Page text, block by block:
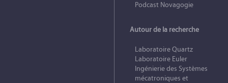
Podcast Novagogie
Autour de la recherche
Laboratoire Quartz
Laboratoire Euler
Ingénierie des Systèmes
mécatroniques et